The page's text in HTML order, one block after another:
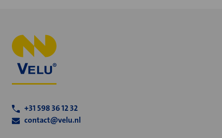
+31 598 36 12 32
contact@velu.nl